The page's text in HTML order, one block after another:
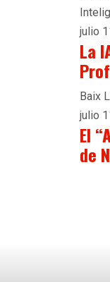
julio
La
Baix
julio
El
de